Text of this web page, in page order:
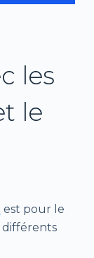
les
le
est pour le
différents